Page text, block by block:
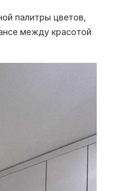
палитры цветов,
между красотой